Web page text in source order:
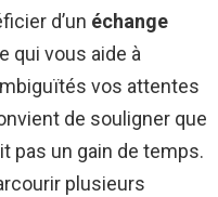
d’un échange
qui vous aide à
vos attentes
de souligner que
pas un gain de temps.
plusieurs